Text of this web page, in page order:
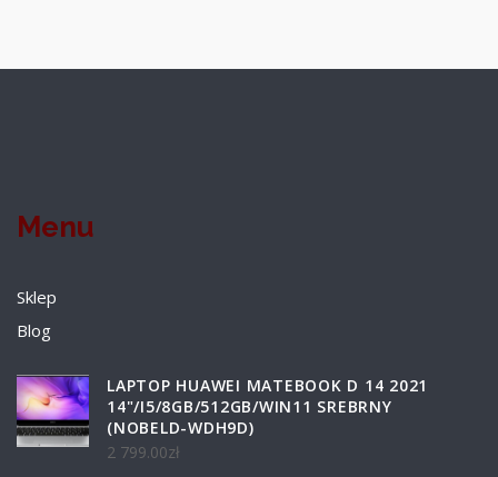
Menu
Sklep
Blog
LAPTOP HUAWEI MATEBOOK D 14 2021
14"/I5/8GB/512GB/WIN11 SREBRNY
(NOBELD-WDH9D)
2 799.00zł